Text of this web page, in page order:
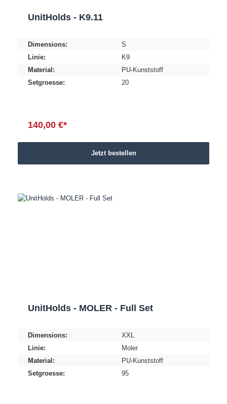
UnitHolds - K9.11
Dimensions:
S
Linie:
K9
Material:
PU-Kunststoff
Setgroesse:
20
140,00 €*
Jetzt bestellen
UnitHolds - MOLER - Full Set
Dimensions:
XXL
Linie:
Moler
Material:
PU-Kunststoff
Setgroesse:
95